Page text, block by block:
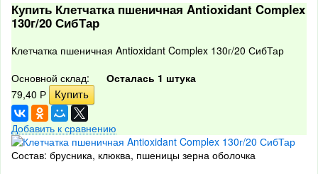
Купить Клетчатка пшеничная Antioxidant Complex
130г/20 СибТар
Клетчатка пшеничная Antioxidant Complex 130г/20 СибТар
Основной склад:
Осталась 1 штука
79,40 Р
Добавить к сравнению
Состав: брусника, клюква, пшеницы зерна оболочка